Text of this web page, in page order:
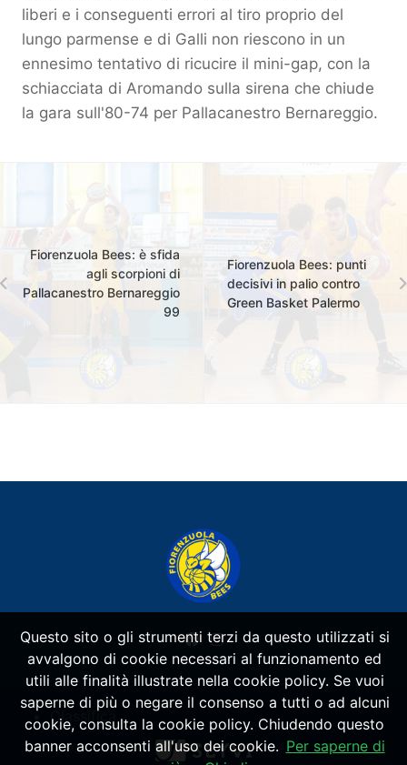
liberi e i conseguenti errori al tiro proprio del
lungo parmense e di Galli non riescono in un
ennesimo tentativo di ricucire il mini-gap, con la
schiacciata di Aromando sulla sirena che chiude
la gara sull'80-74 per Pallacanestro Bernareggio.
Fiorenzuola Bees: è sfida
agli scorpioni di
Pallacanestro Bernareggio
99
Fiorenzuola Bees: punti
decisivi in palio contro
Green Basket Palermo
Classifica
Questo sito o gli strumenti terzi da questo utilizzati si
avvalgono di cookie necessari al funzionamento ed
utili alle finalità illustrate nella cookie policy. Se vuoi
saperne di più o negare il consenso a tutti o ad alcuni
cookie, consulta la cookie policy. Chiudendo questo
banner acconsenti all'uso dei cookie. Per saperne di